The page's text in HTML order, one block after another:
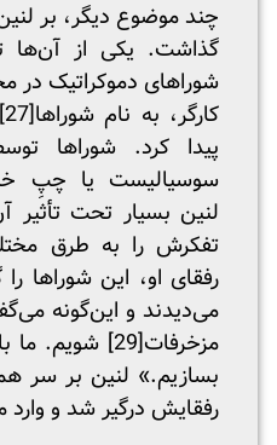
چند موضوع دیگر، بر
گذاشت. یکی از آن‌ها
شوراهای دموکراتیک در
کارگر، به نام شوراها[27]
پیدا کرد. شوراها
سوسیالیست یا چپِ
لنین بسیار تحت تأثیر
تفکرش را به طرق
رفقای او، این شوراها را
می‌دیدند و این‌گونه
مزخرفات[29]
شویم. ما
بسازیم.» لنین بر سر
رفقایش درگیر شد و وارد